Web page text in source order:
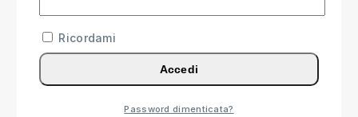
Pavimenti e Superfici con Profumo Balsamico
15,99€
Ricordami
Accedi
Password dimenticata?